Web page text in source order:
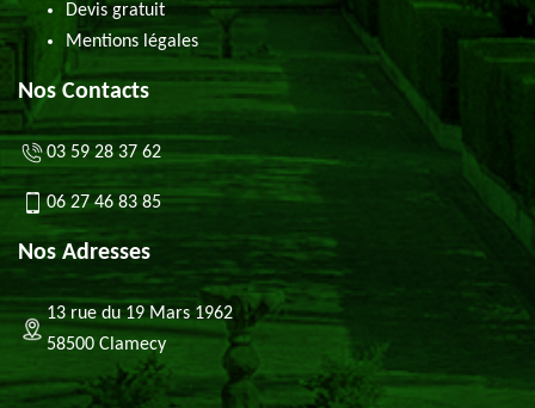
Devis gratuit
Mentions légales
Nos Contacts
03 59 28 37 62
06 27 46 83 85
Nos Adresses
13 rue du 19 Mars 1962
58500 Clamecy